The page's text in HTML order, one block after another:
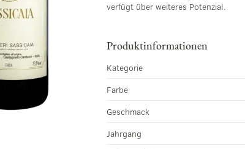
verfügt über weiteres Potenzial.
Produktinformationen
Kategorie
Farbe
Geschmack
Jahrgang